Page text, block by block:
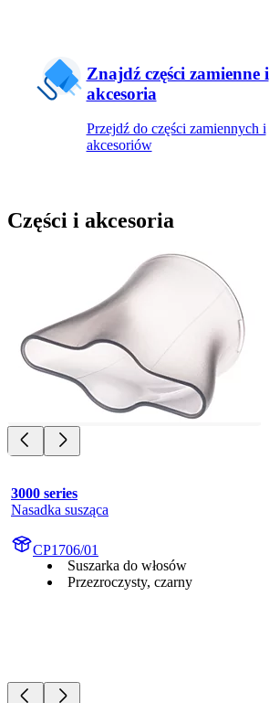
Znajdź części zamienne i
akcesoria
Przejdź do części zamiennych i
akcesoriów
Części i akcesoria
3000 series
Nasadka susząca
CP1706/01
Suszarka do włosów
Przezroczysty, czarny